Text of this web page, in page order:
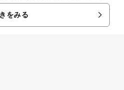
作る体験アイテム、科学クイズ
...をみる